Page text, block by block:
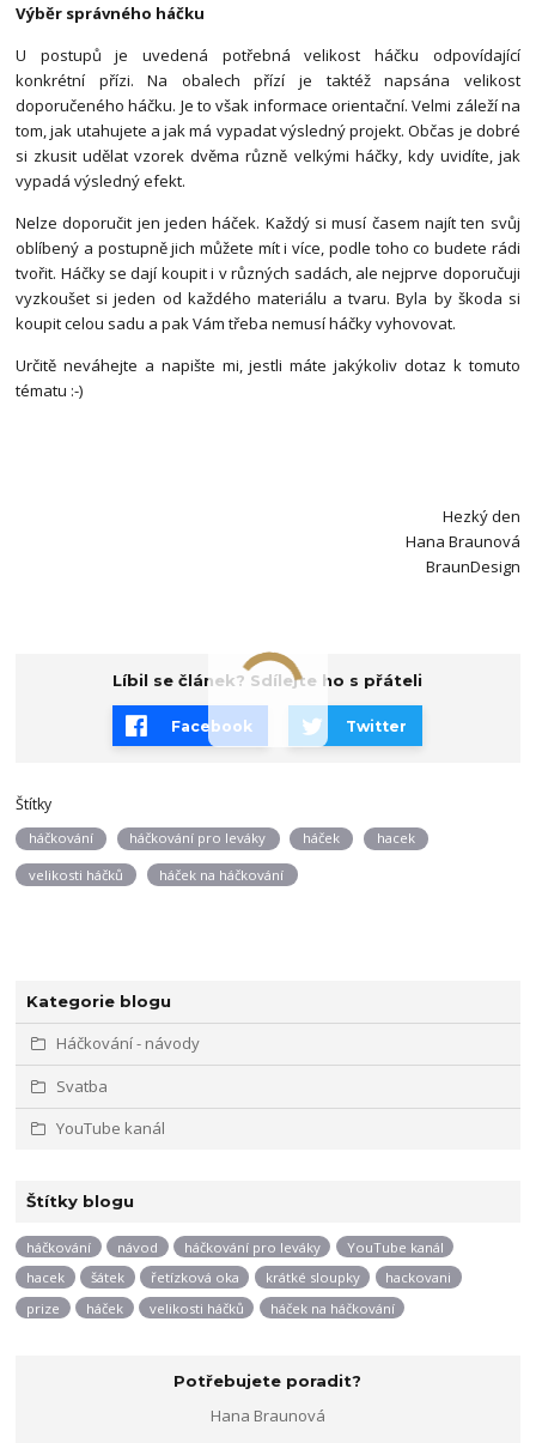
Kategorie blogu
Háčkování - návody
Svatba
YouTube kanál
Štítky blogu
háčkování návod háčkování pro leváky
YouTube kanál
hacek
šátek řetízková oka krátké sloupky
hackovani
prize
háček velikosti háčků háček na háčkování
Potřebujete poradit?
Hana Braunová
Výběr správného háčku
U postupů je uvedená potřebná velikost háčku odpovídající
konkrétní přízi. Na obalech přízí je taktéž napsána velikost
doporučeného háčku. Je to však informace orientační. Velmi záleží na
tom, jak utahujete a jak má vypadat výsledný projekt. Občas je dobré
si zkusit udělat vzorek dvěma různě velkými háčky, kdy uvidíte, jak
vypadá výsledný efekt.
Nelze doporučit jen jeden háček. Každý si musí časem najít ten svůj
oblíbený a postupně jich můžete mít i více, podle toho co budete rádi
tvořit. Háčky se dají koupit i v různých sadách, ale nejprve doporučuji
vyzkoušet si jeden od každého materiálu a tvaru. Byla by škoda si
koupit celou sadu a pak Vám třeba nemusí háčky vyhovovat.
Určitě neváhejte a napište mi, jestli máte jakýkoliv dotaz k tomuto
tématu :-)
Hezký den
Hana Braunová
BraunDesign
Líbil se článek? Sdílejte ho s přáteli
Facebook Twitter
Štítky
háčkování háčkování pro leváky háček hacek
velikosti háčků háček na háčkování